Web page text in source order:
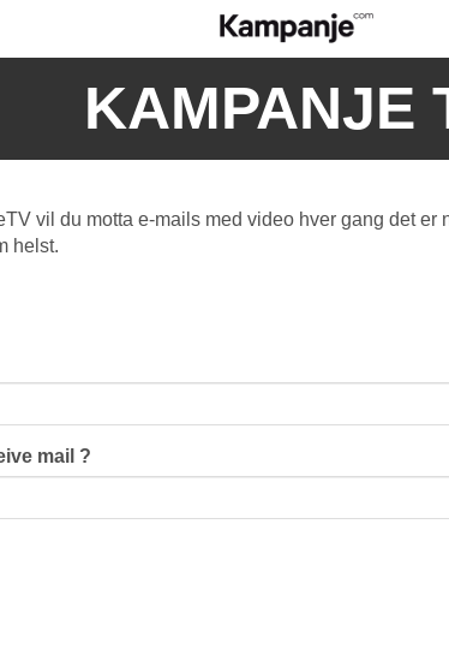
KAMPANJE
vil du motta e-mails med video hver gang det
helst.
mail ?